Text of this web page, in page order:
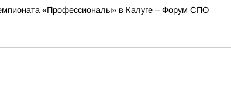
«Профессионалы» в Калуге – Форум СПО